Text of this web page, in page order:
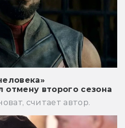
отмену второго сезона
считает автор.